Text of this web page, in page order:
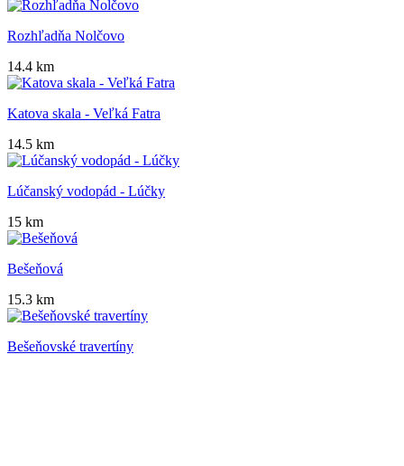
Rozhľadňa Nolčovo
14.4 km
Katova skala - Veľká Fatra
14.5 km
Lúčanský vodopád - Lúčky
15 km
Bešeňová
15.3 km
Bešeňovské travertíny